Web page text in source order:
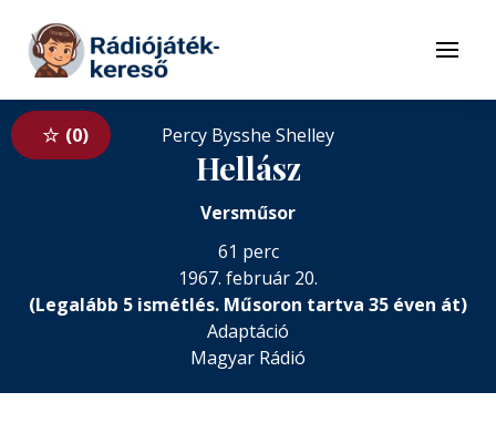
Tovább a tartalomhoz
Menü
0 Percy Bysshe Shelley
Hellász
Versműsor
61 perc
1967. február 20.
(Legalább 5 ismétlés. Műsoron tartva 35 éven át)
Adaptáció
Magyar Rádió